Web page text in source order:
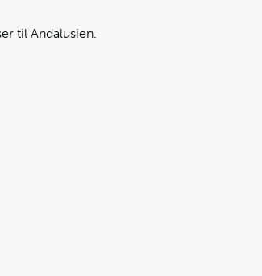
til Andalusien.